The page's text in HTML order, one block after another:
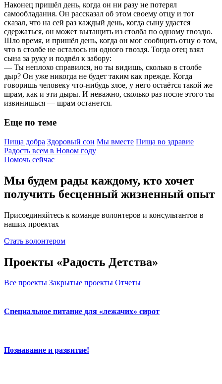
Наконец пришёл день, когда он ни разу не потерял
самообладания. Он рассказал об этом своему отцу и тот
сказал, что на сей раз каждый день, когда сыну удастся
сдержаться, он может вытащить из столба по одному гвоздю.
Шло время, и пришёл день, когда он мог сообщить отцу о том,
что в столбе не осталось ни одного гвоздя. Тогда отец взял
сына за руку и подвёл к забору:
— Ты неплохо справился, но ты видишь, сколько в столбе
дыр? Он уже никогда не будет таким как прежде. Когда
говоришь человеку что-нибудь злое, у него остаётся такой же
шрам, как и эти дыры. И неважно, сколько раз после этого ты
извинишься — шрам останется.
Еще по теме
Пища добра Здоровый сон Мы вместе Пища во здравие
Радость всем в Новом году
Помочь сейчас
Мы будем рады каждому, кто хочет
получить бесценный жизненный опыт
Присоединяйтесь к команде волонтеров и консультантов в
наших проектах
Стать волонтером
Проекты «Радость Детства»
Все проекты Закрытые проекты Отчеты
Специальное питание для «лежачих» сирот
Познавание и развитие!